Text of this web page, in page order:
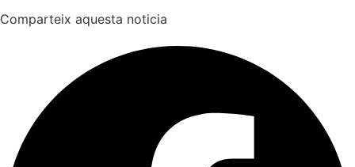
Comparteix aquesta noticia